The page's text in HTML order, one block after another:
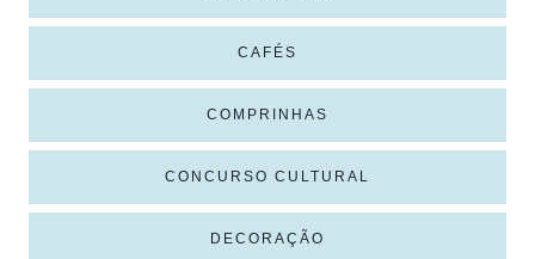
CAFÉS
COMPRINHAS
CONCURSO CULTURAL
DECORAÇÃO